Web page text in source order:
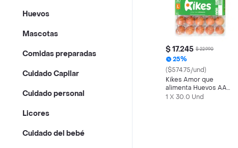
Huevos
Mascotas
Comidas preparadas
Cuidado Capilar
Cuidado personal
Licores
Cuidado del bebé
$ 17.245 $ 22.990
25%
($574.75/und)
Kikes Amor que
alimenta Huevos AA
Rojos L
1 X 30.0 Und